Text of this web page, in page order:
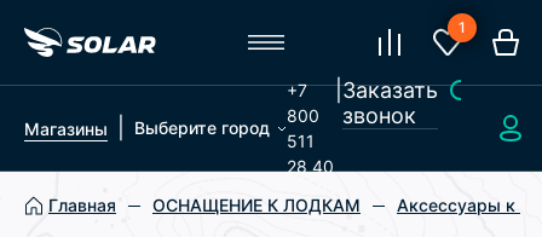
1
Магазины Выберите город
+7
800
511
28 40
|Заказать
звонок
Главная ОСНАЩЕНИЕ К ЛОДКАМ Аксессуары к